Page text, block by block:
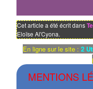
Cet article a été écrit dans
Eloïse Al'Cyona.
En ligne sur le site : 2
MENTIONS